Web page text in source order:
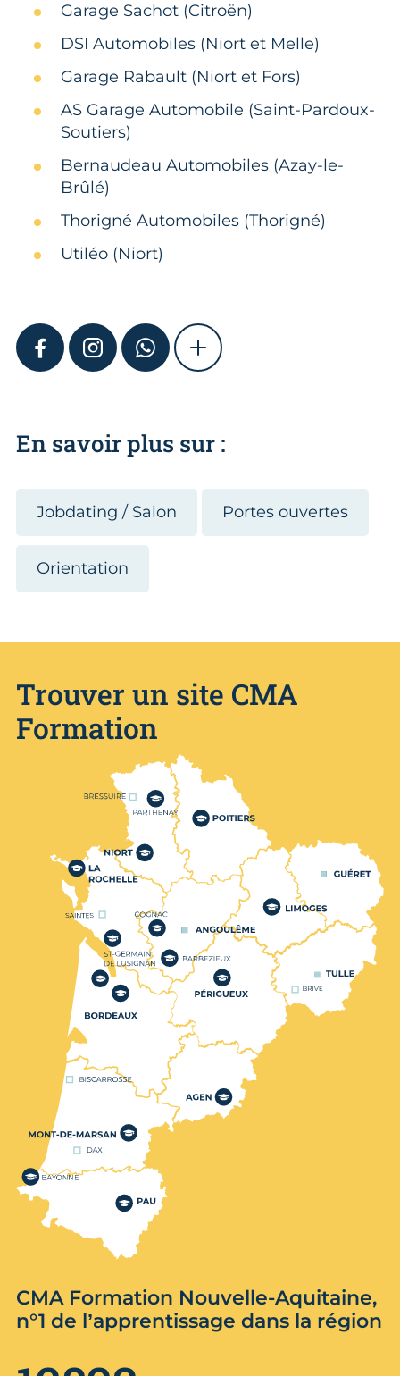
Garage Sachot (Citroën)
DSI Automobiles (Niort et Melle)
Garage Rabault (Niort et Fors)
AS Garage Automobile (Saint-Pardoux-
Soutiers)
Bernaudeau Automobiles (Azay-le-
Brûlé)
Thorigné Automobiles (Thorigné)
Utiléo (Niort)
FACEBOOKINSTAGRAMWHATSAPPSHOW MORE
En savoir plus sur :
Jobdating / Salon Portes ouvertes
Orientation
Trouver un site CMA
Formation
Nos centres de formation
CMA Formation Nouvelle-Aquitaine,
n°1 de l’apprentissage dans la région